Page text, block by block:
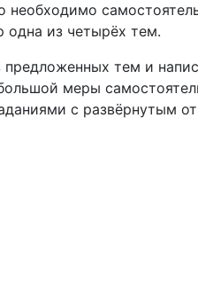
одна из четырёх тем.
тем и
меры
с развёрнутым